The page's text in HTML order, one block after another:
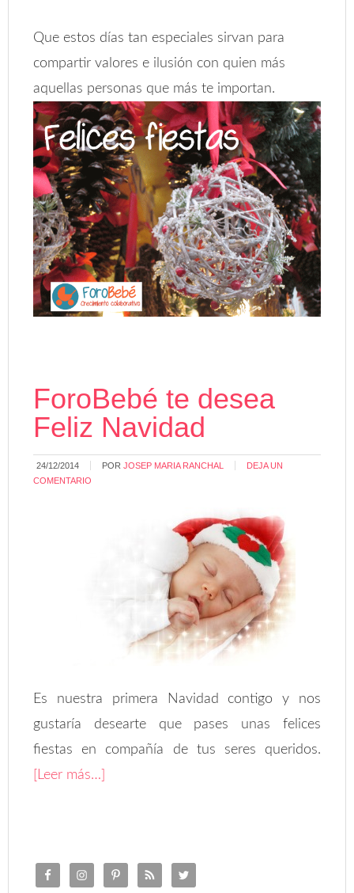
Que estos días tan especiales sirvan para
compartir valores e ilusión con quien más
aquellas personas que más te importan.
ForoBebé te desea
Feliz Navidad
24/12/2014 PORJOSEP MARIA RANCHAL
DEJA UN
COMENTARIO
Es nuestra primera Navidad contigo y nos
gustaría desearte que pases unas felices
fiestas en compañía de tus seres queridos.
[Leer más…]